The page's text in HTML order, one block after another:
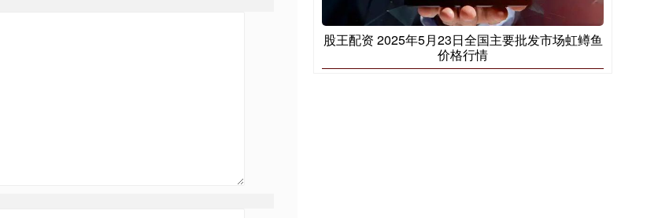
股王配资 2025年5月23日全国主要批发市场虹鳟鱼
价格行情